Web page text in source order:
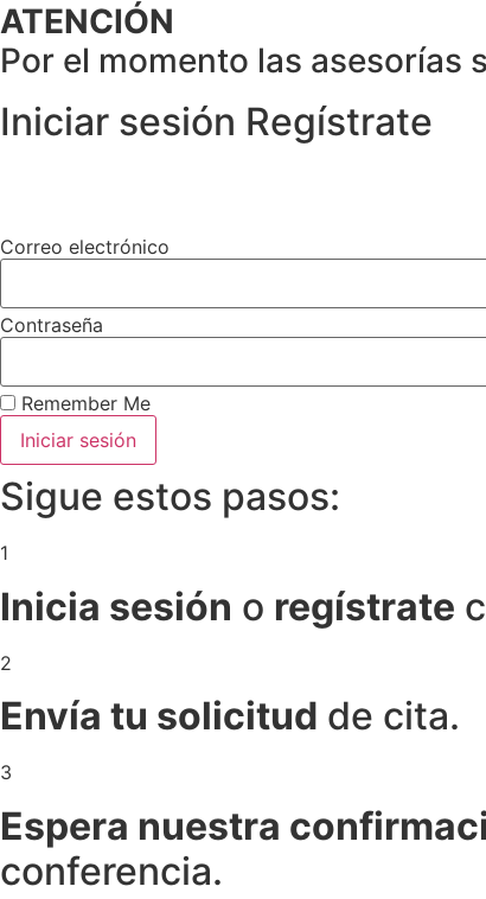
ATENCIÓN
Por el momento las asesorías
Iniciar sesión Regístrate
Correo electrónico
Contraseña
Remember Me
Iniciar sesión
Sigue estos pasos:
1
Inicia sesión o regístrate
2
Envía tu solicitud de cita.
3
Espera nuestra
conferencia.